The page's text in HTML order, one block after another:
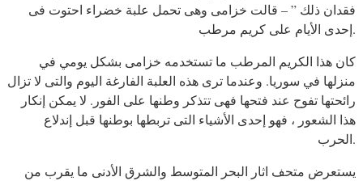
فقدان ذلك ” – قالت خزامى وهى تحمل علبة خضراء احتوت فى
إحدى الأيام على كريم مرطب.
كان هذا الكريم المرطب ما تستخدمه خزامى بشكل يومي في
منزلها في سوريا. وعندما ترى هذه العلبة الفارغة اليوم والتى لا تزال
رائحتها تفوح عند فتحها فهى تتذكر وطنها على الفور. لا يمكن إنكار
هذا الشعور ، فهو إحدى الأشياء التى تربطها بوطنها قبل إندلاع
الحرب.
يستعرض متحف اثار البحر المتوسط والشرق الأدنى ما يقرب من